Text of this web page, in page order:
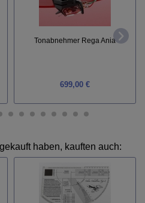
Tonabnehmer Rega Ania
699,00 €
haben, kauften auch: